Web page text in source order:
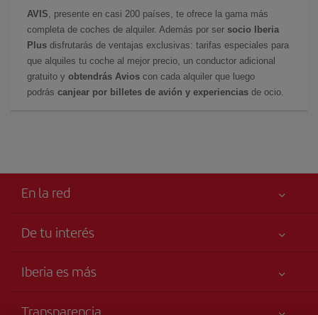
AVIS , presente en casi 200 países, te ofrece la gama más
completa de coches de alquiler. Además por ser socio Iberia
Plus disfrutarás de ventajas exclusivas: tarifas especiales para
que alquiles tu coche al mejor precio, un conductor adicional
gratuito y obtendrás Avios con cada alquiler que luego
podrás canjear por billetes de avión y experiencias de ocio.
En la red
De tu interés
Accesibilidad
Iberia es más